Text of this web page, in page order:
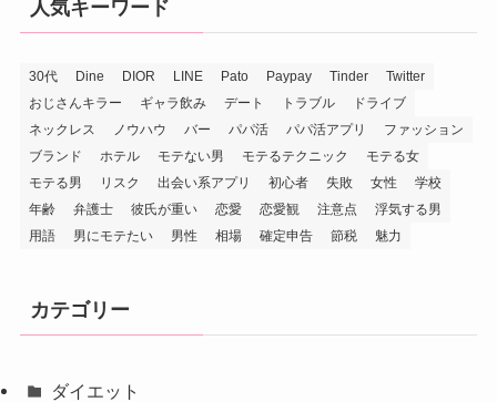
人気キーワード
30代 Dine DIOR LINE Pato Paypay Tinder
Twitter
おじさんキラー
ギャラ飲み デート トラブル
ドライブ
ネックレス
ノウハウ バー パパ活 パパ活アプリ
ファッション
ブランド
ホテル モテない男 モテるテクニック
モテる女
モテる男
リスク 出会い系アプリ 初心者 失敗 女性
学校
年齢
弁護士 彼氏が重い 恋愛 恋愛観 注意点
浮気する男
用語
男にモテたい 男性 相場 確定申告 節税 魅力
カテゴリー
ダイエット